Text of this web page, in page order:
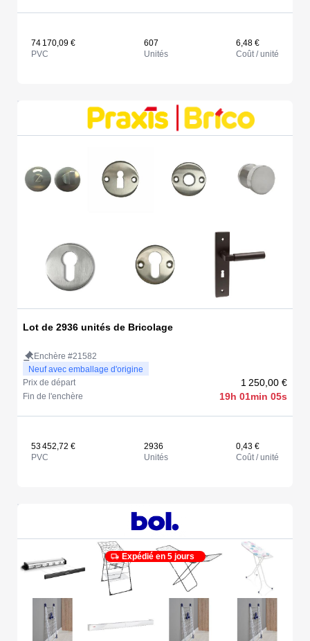
74 170,09 €
PVC
607
Unités
6,48 €
Coût / unité
Lot de 2936 unités de Bricolage
Enchère #21582
Neuf avec emballage d'origine
Prix de départ
1 250,00 €
Fin de l'enchère 19h 01min 05s
53 452,72 €
PVC
2936
Unités
0,43 €
Coût / unité
Expédié en 5 jours